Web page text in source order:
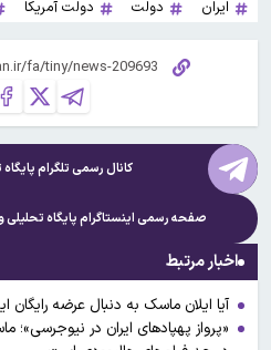
ایران دولت دولت آمریکا
کانال رسمی تلگرام
صفحه رسمی اینستاگرام پایگاه تحلیلی
اخبار مرتبط
آیا ایلان ماسک به دنبال عرضه رایگان
«پرواز پهپادهای ایران در نیوجرسی»؛